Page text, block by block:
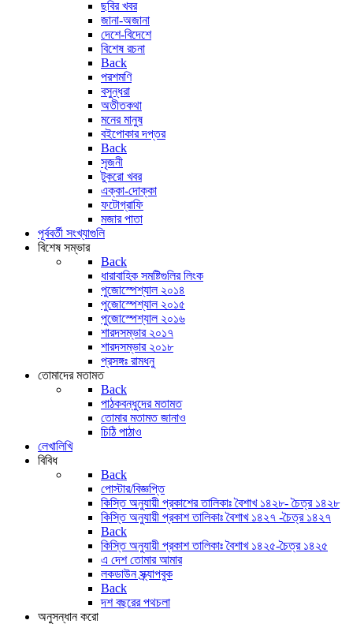
ছবির খবর
জানা-অজানা
দেশে-বিদেশে
বিশেষ রচনা
Back
পরশমণি
বসুন্ধরা
অতীতকথা
মনের মানুষ
বইপোকার দপ্তর
Back
সৃজনী
টুকরো খবর
এক্কা-দোক্কা
ফটোগ্রাফি
মজার পাতা
পূর্ববর্তী সংখ্যাগুলি
বিশেষ সম্ভার
Back
ধারাবাহিক সমষ্টিগুলির লিংক
পুজোস্পেশ্যাল ২০১৪
পুজোস্পেশ্যাল ২০১৫
পুজোস্পেশ্যাল ২০১৬
শারদসম্ভার ২০১৭
শারদসম্ভার ২০১৮
প্রসঙ্গঃ রামধনু
তোমাদের মতামত
Back
পাঠকবন্ধুদের মতামত
তোমার মতামত জানাও
চিঠি পাঠাও
লেখালিখি
বিবিধ
Back
পোস্টার/বিজ্ঞপ্তি
কিস্তি অনুযায়ী প্রকাশের তালিকাঃ বৈশাখ ১৪২৮- চৈত্র ১৪২৮
কিস্তি অনুযায়ী প্রকাশ তালিকাঃ বৈশাখ ১৪২৭ -চৈত্র ১৪২৭
Back
কিস্তি অনুযায়ী প্রকাশ তালিকাঃ বৈশাখ ১৪২৫-চৈত্র ১৪২৫
এ দেশ তোমার আমার
লকডাউন স্ক্র্যাপবুক
Back
দশ বছরের পথচলা
অনুসন্ধান করো